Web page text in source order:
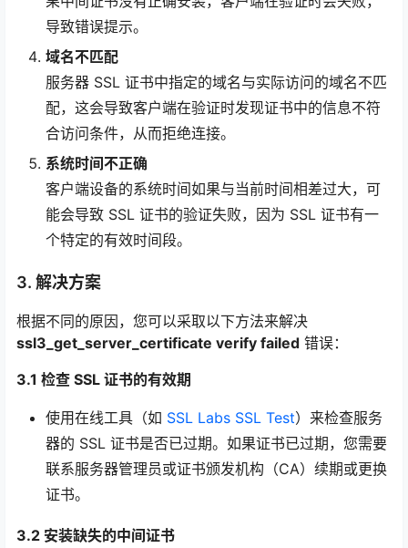
导致错误提示。
域名不匹配
服务器 SSL 证书中指定的域名与实际访问的域名不匹
配，这会导致客户端在验证时发现证书中的信息不符
合访问条件，从而拒绝连接。
系统时间不正确
客户端设备的系统时间如果与当前时间相差过大，可
能会导致 SSL 证书的验证失败，因为 SSL 证书有一
个特定的有效时间段。
3. 解决方案
根据不同的原因，您可以采取以下方法来解决
ssl3_get_server_certificate verify failed 错误：
3.1 检查 SSL 证书的有效期
使用在线工具（如 SSL Labs SSL Test）来检查服务
器的 SSL 证书是否已过期。如果证书已过期，您需要
联系服务器管理员或证书颁发机构（CA）续期或更换
证书。
3.2 安装缺失的中间证书